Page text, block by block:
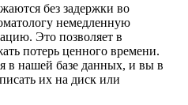
без задержки во
немедленную
Это позволяет в
потерь ценного времени.
в нашей базе данных, и вы в
их на диск или